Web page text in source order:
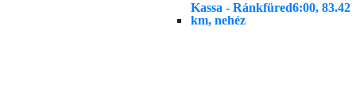
Kassa - Ránkfüred6:00, 83.42
km, nehéz